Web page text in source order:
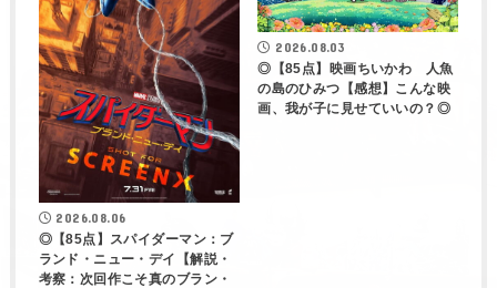
2026.08.06
◎【85点】スパイダーマン：ブ
ランド・ニュー・デイ【解説・
考察：次回作こそ真のブラン・
2026.08.03
◎【85点】映画ちいかわ 人魚
の島のひみつ【感想】こんな映
画、我が子に見せていいの？◎